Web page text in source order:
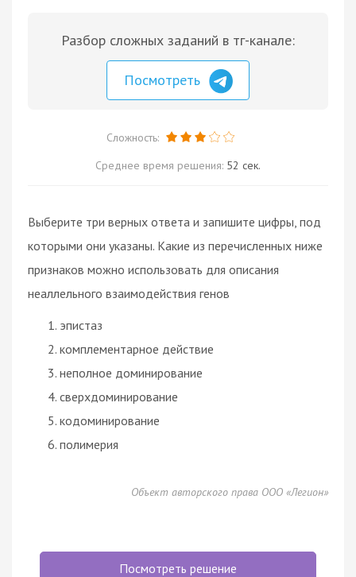
Разбор сложных заданий в тг-канале:
Посмотреть
Сложность:
Среднее время решения: 52 сек.
Выберите три верных ответа и запишите цифры, под
которыми они указаны. Какие из перечисленных ниже
признаков можно использовать для описания
неаллельного взаимодействия генов
эпистаз
комплементарное действие
неполное доминирование
сверхдоминирование
кодоминирование
полимерия
Объект авторского права ООО «Легион»
Посмотреть решение